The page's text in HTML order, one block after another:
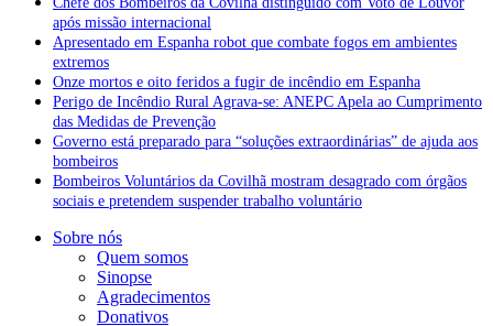
após missão internacional
Apresentado em Espanha robot que combate fogos em ambientes
extremos
Onze mortos e oito feridos a fugir de incêndio em Espanha
Perigo de Incêndio Rural Agrava-se: ANEPC Apela ao Cumprimento
das Medidas de Prevenção
Governo está preparado para “soluções extraordinárias” de ajuda aos
bombeiros
Bombeiros Voluntários da Covilhã mostram desagrado com órgãos
sociais e pretendem suspender trabalho voluntário
Sobre nós
Quem somos
Sinopse
Agradecimentos
Donativos